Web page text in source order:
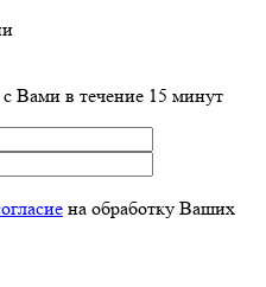
Вами в течение 15 минут
на обработку Ваших